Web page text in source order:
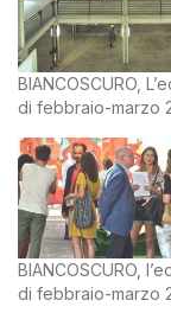
BIANCOSCURO,
di febbraio-marzo
BIANCOSCURO,
di febbraio-marzo